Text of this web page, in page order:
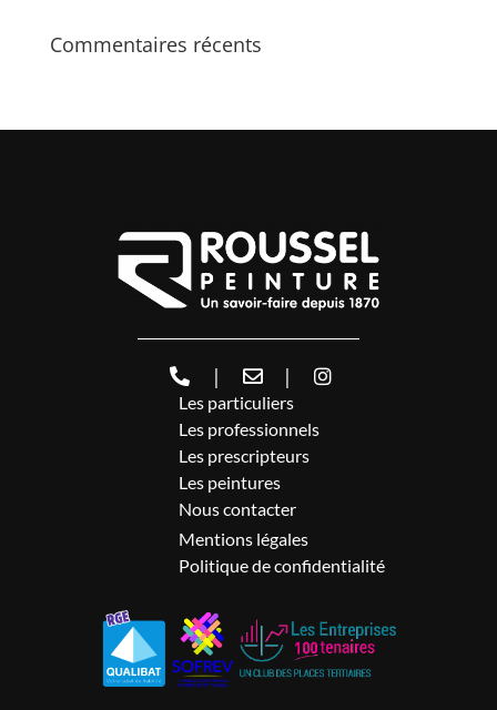
Commentaires récents
| |
Les particuliers
Les professionnels
Les prescripteurs
Les peintures
Nous contacter
Mentions légales
Politique de confidentialité